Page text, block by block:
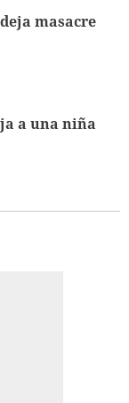
masacre
a una niña